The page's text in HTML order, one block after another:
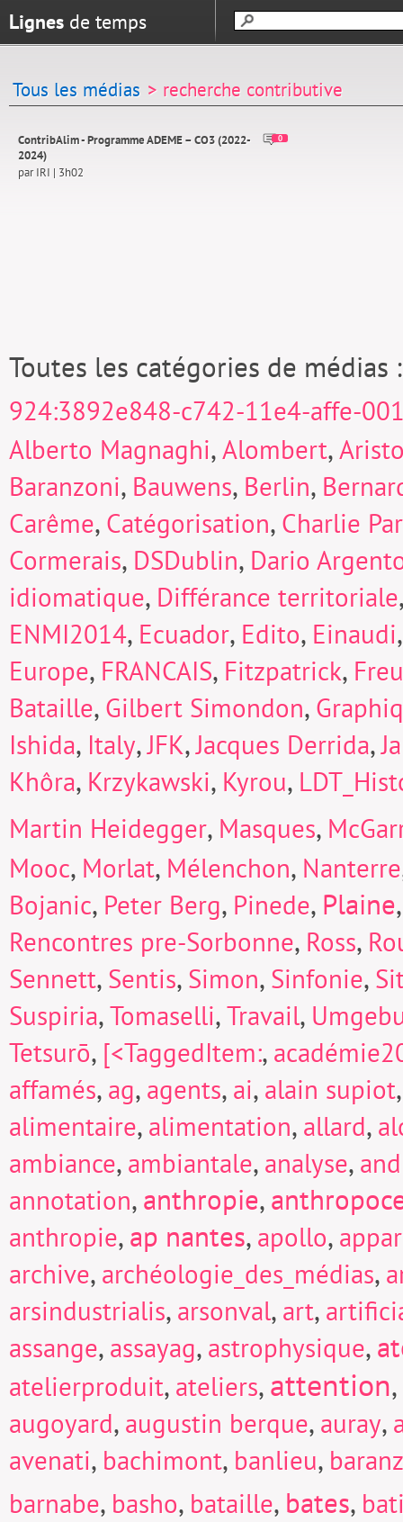
Lignes de temps
Tous les médias > recherche contributive
0
ContribAlim - Programme ADEME – CO3 (2022-
2024)
par IRI | 3h02
Toutes les catégories de médias
924:3892e848-c742-11e4-affe-
Alberto Magnaghi,Alombert,
Baranzoni, Bauwens, Berlin,
Carême, Catégorisation, Charlie
Cormerais, DSDublin, Dario
idiomatique, Différance territoriale
ENMI2014, Ecuador, Edito, Einaudi
Europe, FRANCAIS, Fitzpatrick,
Bataille, Gilbert Simondon,
Ishida, Italy,JFK,Jacques Derrida,
Khôra, Krzykawski, Kyrou,
Martin Heidegger, Masques,
Mooc, Morlat, Mélenchon, Nanterre
Bojanic, Peter Berg, Pinede, Plaine
Rencontres pre-Sorbonne, Ross,
Sennett, Sentis, Simon, Sinfonie,
Suspiria,Tomaselli,Travail,
Tetsurō, [<TaggedItem:,
affamés, ag, agents, ai, alain supiot
alimentaire, alimentation, allard,
ambiance, ambiantale, analyse,
annotation,anthropie,
anthropie,ap nantes, apollo,
archive, archéologie_des_médias,
arsindustrialis, arsonval, art,
assange, assayag, astrophysique,
atelierproduit, ateliers,attention,
augoyard, augustin berque, auray,
avenati, bachimont, banlieu,
barnabe, basho, bataille, bates,